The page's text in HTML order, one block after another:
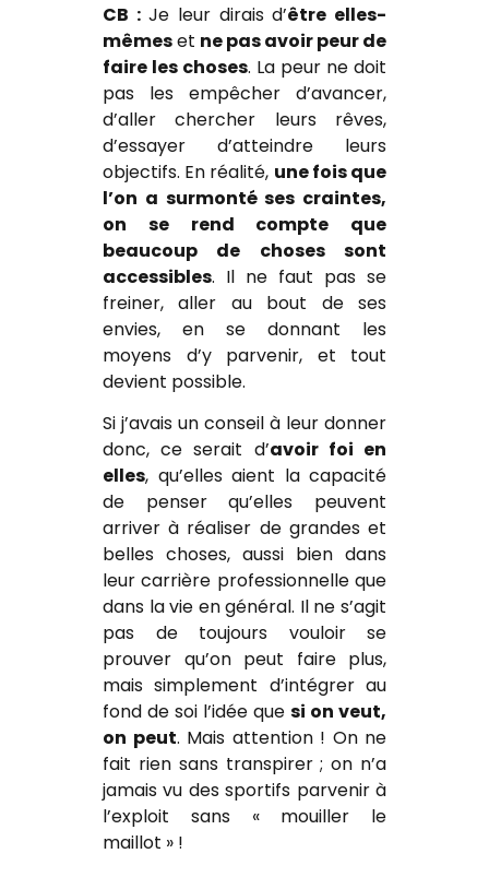
CB :Je leur dirais d’être elles-
mêmeset ne pas avoir peur de
faire les choses. La peur ne doit
pas les empêcher d’avancer,
d’aller chercher leurs rêves,
d’essayer d’atteindre leurs
objectifs. En réalité, une fois que
l’on a surmonté ses craintes,
on se rend compte que
beaucoup de choses sont
accessibles. Il ne faut pas se
freiner, aller au bout de ses
envies, en se donnant les
moyens d’y parvenir, et tout
devient possible.
Si j’avais un conseil à leur donner
donc, ce serait d’avoir foi en
elles, qu’elles aient la capacité
de penser qu’elles peuvent
arriver à réaliser de grandes et
belles choses, aussi bien dans
leur carrière professionnelle que
dans la vie en général. Il ne s’agit
pas de toujours vouloir se
prouver qu’on peut faire plus,
mais simplement d’intégrer au
fond de soi l’idée que si on veut,
on peut. Mais attention ! On ne
fait rien sans transpirer ; on n’a
jamais vu des sportifs parvenir à
l’exploit sans « mouiller le
maillot » !